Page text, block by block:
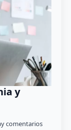
y
comentarios